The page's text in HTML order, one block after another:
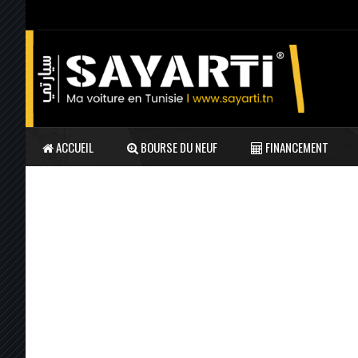
ACCUEIL BOURSE DU NEUF FINANCEMENT